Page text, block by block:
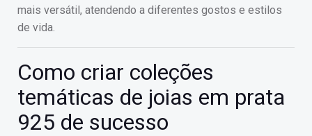
mais versátil, atendendo a diferentes gostos e estilos
de vida.
Como criar coleções
temáticas de joias em prata
925 de sucesso